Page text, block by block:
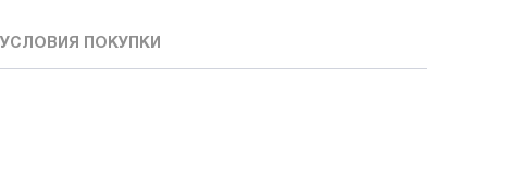
УСЛОВИЯ ПОКУПКИ